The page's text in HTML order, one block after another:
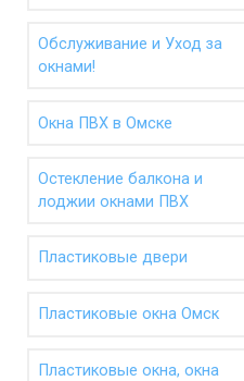
Обслуживание и Уход за
окнами!
Окна ПВХ в Омске
Остекление балкона и
лоджии окнами ПВХ
Пластиковые двери
Пластиковые окна Омск
Пластиковые окна, окна